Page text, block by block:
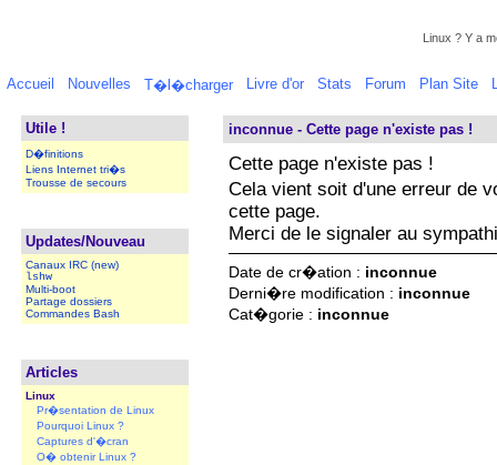
Linux ? Y a
Accueil Nouvelles T�l�charger Livre d'or Stats Forum Plan Site
Utile !
D�finitions
Liens Internet tri�s
Trousse de secours
Updates/Nouveau
Canaux IRC (new)
lshw
Multi-boot
Partage dossiers
Commandes Bash
Articles
Linux
Pr�sentation de Linux
Pourquoi Linux ?
Captures d'�cran
O� obtenir Linux ?
inconnue - Cette page n'existe pas !
Cette page n'existe pas !
Cela vient soit d'une erreur de
cette page.
Merci de le signaler au
Date de cr�ation : inconnue
Derni�re modification : inconnue
Cat�gorie : inconnue